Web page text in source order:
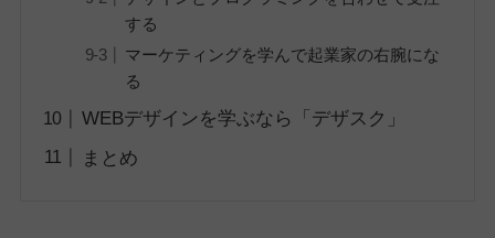
する
マーケティングを学んで起業家の右腕にな
る
WEBデザインを学ぶなら「デザスク」
まとめ